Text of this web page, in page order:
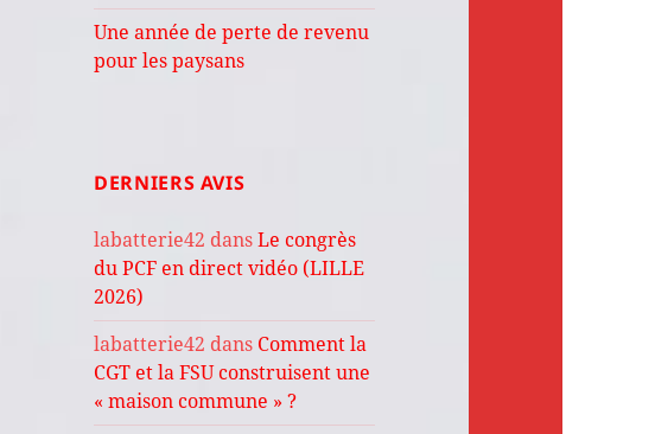
Une année de perte de revenu
pour les paysans
DERNIERS AVIS
labatterie42 dansLe congrès
du PCF en direct vidéo (LILLE
2026)
labatterie42 dans Comment la
CGT et la FSU construisent une
« maison commune » ?